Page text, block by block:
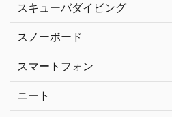
スキューバダイビング
スノーボード
スマートフォン
ニート